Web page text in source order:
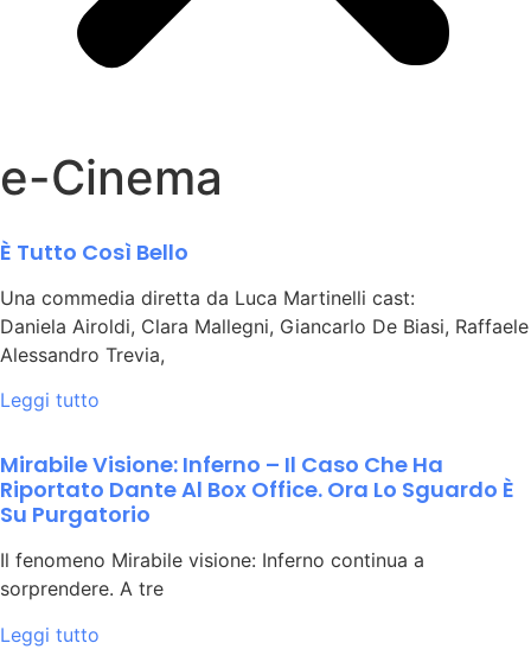
e-Cinema
È Tutto Così Bello
Una commedia diretta da Luca Martinelli cast:
Daniela Airoldi, Clara Mallegni, Giancarlo De Biasi,
Alessandro Trevia,
Leggi tutto
Mirabile Visione: Inferno – Il Caso Che Ha
Riportato Dante Al Box Office. Ora Lo Sguardo È
Su Purgatorio
Il fenomeno Mirabile visione: Inferno continua a
sorprendere. A tre
Leggi tutto